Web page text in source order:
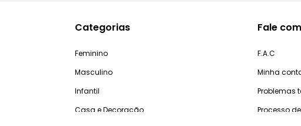
Categorias
Feminino
Masculino
Infantil
Casa e Decoração
Fale
F.A.C
Minha
Problemas
Processo